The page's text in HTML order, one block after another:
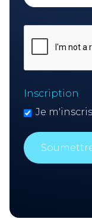
Inscription
Je